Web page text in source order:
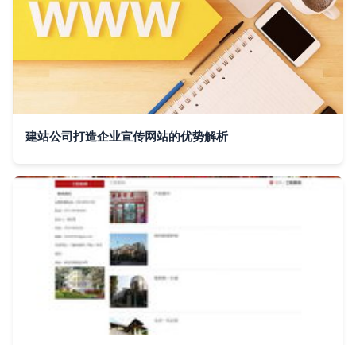
建站公司打造企业宣传网站的优势解析